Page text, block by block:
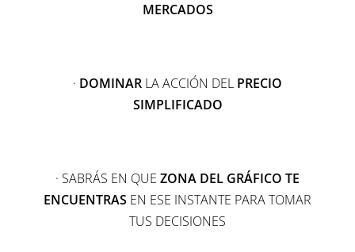
MERCADOS
· DOMINAR LA ACCIÓN DEL PRECIO
SIMPLIFICADO
· SABRÁS EN QUE ZONA DEL GRÁFICO TE
ENCUENTRAS EN ESE INSTANTE PARA TOMAR
TUS DECISIONES